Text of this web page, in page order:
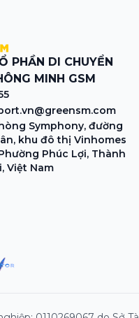
PHẦN DI CHUYỂN
MINH GSM
Symphony, đường
khu đô thị Vinhomes
Phúc Lợi, Thành
Việt Nam